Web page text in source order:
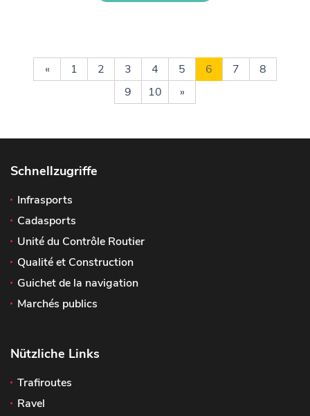
« 1 2 3 4 5 6 7
8
9
10 »
Schnellzugriffe
Infrasports
Cadasports
Unité du Contrôle Routier
Qualité et Construction
Guichet de la navigation
Marchés publics
Nützliche Links
Trafiroutes
Ravel